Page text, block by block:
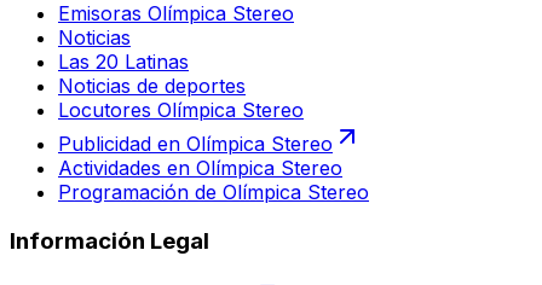
Emisoras Olímpica Stereo
Noticias
Las 20 Latinas
Noticias de deportes
Locutores Olímpica Stereo
Publicidad en Olímpica Stereo
Actividades en Olímpica Stereo
Programación de Olímpica Stereo
Información Legal